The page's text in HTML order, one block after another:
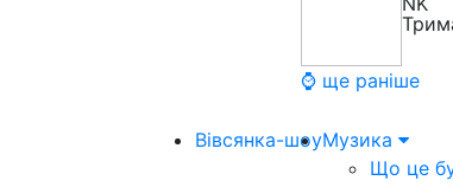
⌚ ще раніше
Вівсянка-шоуМузика
Що це